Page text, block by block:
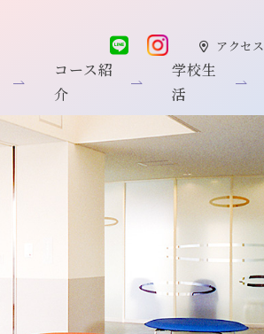
アクセス
コース紹
介
学校生
活